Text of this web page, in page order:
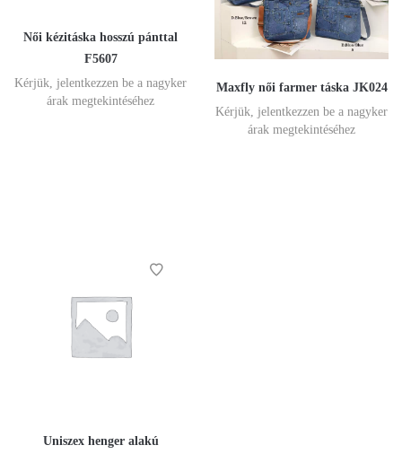
Női kézitáska hosszú pánttal
F5607
Kérjük, jelentkezzen be a nagyker
árak megtekintéséhez
Maxfly női farmer táska JK024
Kérjük, jelentkezzen be a nagyker
árak megtekintéséhez
Uniszex henger alakú